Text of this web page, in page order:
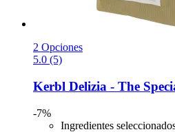
2 Opciones
5.0 (5)
Kerbl Delizia -​ The
-7%
Ingredientes